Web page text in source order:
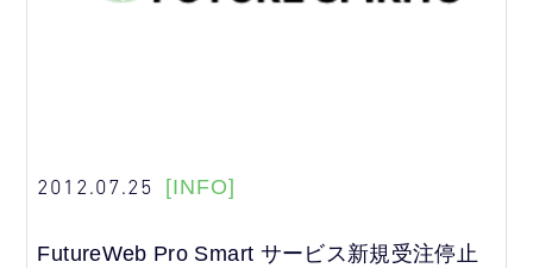
2012.07.25 [INFO]
FutureWeb Pro Smart サービス新規受注停止